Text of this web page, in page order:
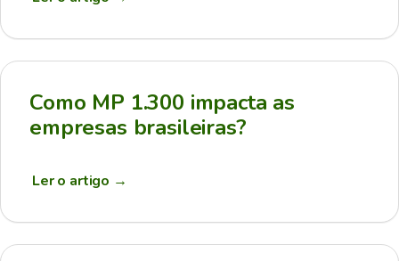
Como MP 1.300 impacta as
empresas brasileiras?
Ler o artigo →